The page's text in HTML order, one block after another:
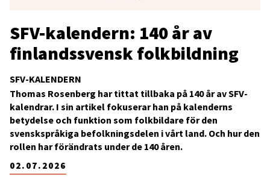
SFV-KALENDERN
SFV-kalendern: 140 år av
finlandssvensk folkbildning
02.07.2026
Thomas Rosenberg har tittat tillbaka på 140 år av SFV-
kalendrar. I sin artikel fokuserar han på kalenderns
betydelse och funktion som folkbildare för den
svenskspråkiga befolkningsdelen i vårt land. Och hur den
rollen har förändrats under de 140 åren.